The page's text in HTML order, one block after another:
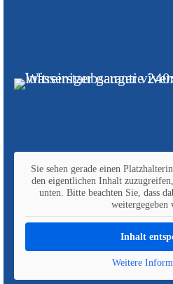
Sie sehen gerade einen
den eigentlichen Inhalt
unten. Bitte beachten Sie, dass
weitergegeben
Inhalt
Weitere